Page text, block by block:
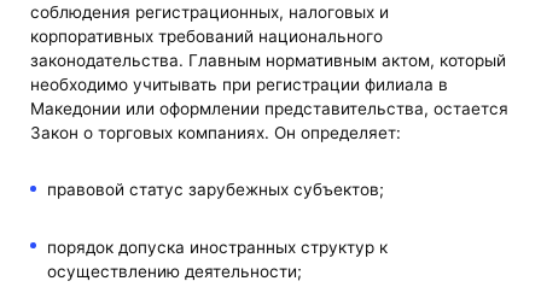
соблюдения регистрационных, налоговых и
корпоративных требований национального
законодательства. Главным нормативным актом, который
необходимо учитывать при регистрации филиала в
Македонии или оформлении представительства, остается
Закон о торговых компаниях. Он определяет:
правовой статус зарубежных субъектов;
порядок допуска иностранных структур к
осуществлению деятельности;